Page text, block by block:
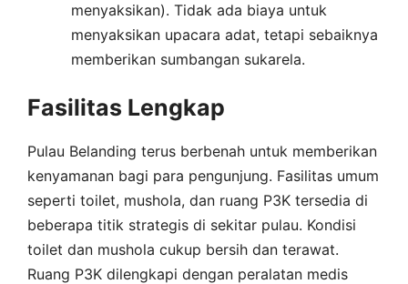
menyaksikan). Tidak ada biaya untuk
menyaksikan upacara adat, tetapi sebaiknya
memberikan sumbangan sukarela.
Fasilitas Lengkap
Pulau Belanding terus berbenah untuk memberikan
kenyamanan bagi para pengunjung. Fasilitas umum
seperti toilet, mushola, dan ruang P3K tersedia di
beberapa titik strategis di sekitar pulau. Kondisi
toilet dan mushola cukup bersih dan terawat.
Ruang P3K dilengkapi dengan peralatan medis